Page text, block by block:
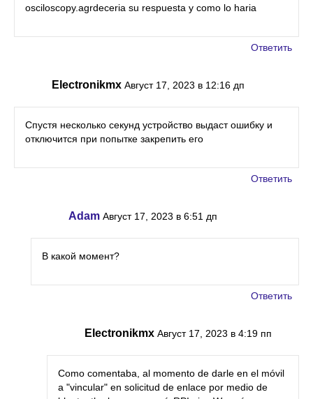
osciloscopy.agrdeceria su respuesta y como lo haria
Ответить
Electronikmx Август 17, 2023 в 12:16 дп
Спустя несколько секунд устройство выдаст ошибку и
отключится при попытке закрепить его
Ответить
Adam Август 17, 2023 в 6:51 дп
В какой момент?
Ответить
Electronikmx Август 17, 2023 в 4:19 пп
Como comentaba, al momento de darle en el móvil
a "vincular" en solicitud de enlace por medio de